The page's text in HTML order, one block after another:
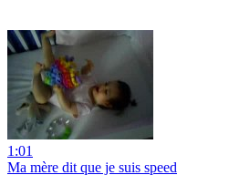
1:01
Ma mère dit que je suis speed